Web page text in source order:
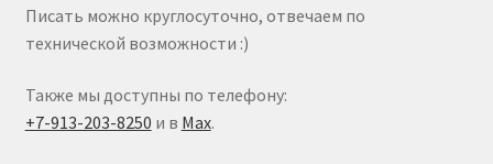
Писать можно круглосуточно, отвечаем по
технической возможности :)
Также мы доступны по телефону:
+7-913-203-8250 и в Max.